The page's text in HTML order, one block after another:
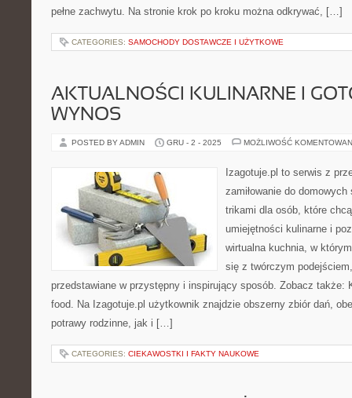
pełne zachwytu. Na stronie krok po kroku można odkrywać, […]
CATEGORIES: SAMOCHODY DOSTAWCZE I UŻYTKOWE
AKTUALNOŚCI KULINARNE I
WYNOS
POSTED BY ADMIN GRU - 2 - 2025 MOŻLIWOŚĆ
Izagotuje.pl to serwis z
zamiłowanie do
trikami dla osób, które
umiejętności kulinarne i
wirtualna kuchnia, w
się z twórczym
przedstawiane w przystępny i inspirujący sposób. Zobacz także:
food. Na Izagotuje.pl użytkownik znajdzie obszerny zbiór dań,
potrawy rodzinne, jak i […]
CATEGORIES: CIEKAWOSTKI I FAKTY NAUKOWE